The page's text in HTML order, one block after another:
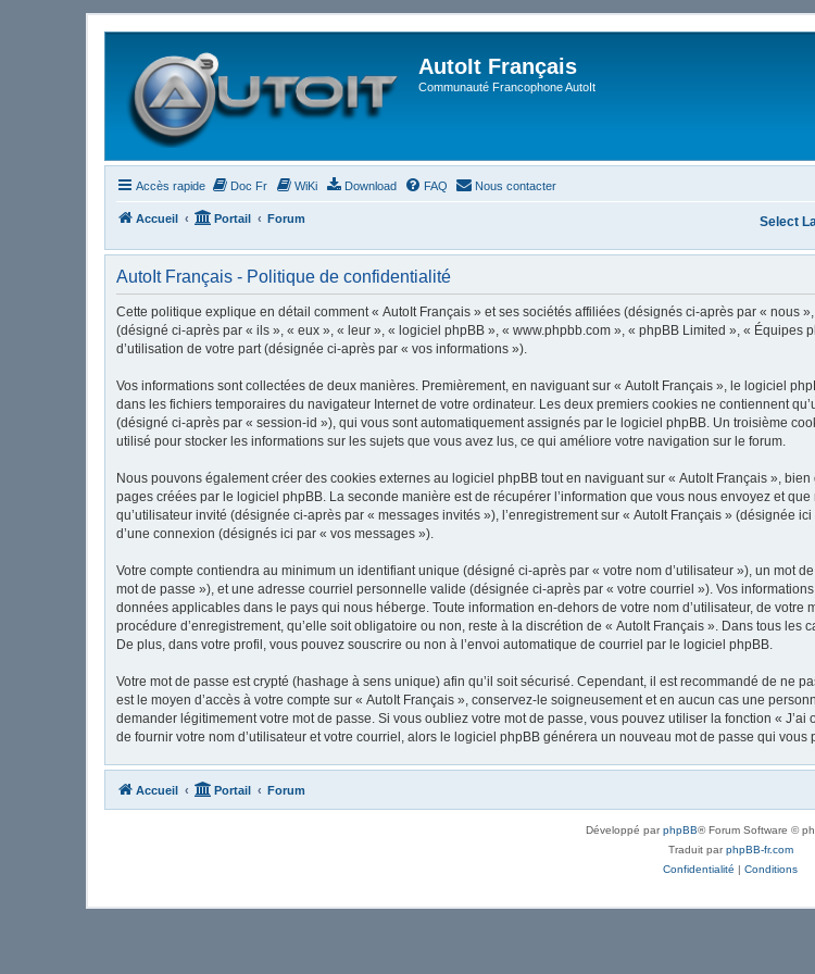
AutoIt Français
Communauté Francophone AutoIt
Accès rapide Doc Fr WiKi Download FAQ Nous contacter
Accueil Portail Forum Select
AutoIt Français - Politique de confidentialité
Cette politique explique en détail comment « AutoIt Français » et ses sociétés affiliées (désignés ci-après par « nous
(désigné ci-après par « ils », « eux », « leur », « logiciel phpBB », « www.phpbb.com », « phpBB Limited », «
d’utilisation de votre part (désignée ci-après par « vos informations »).
Vos informations sont collectées de deux manières. Premièrement, en naviguant sur « AutoIt Français », le logiciel
dans les fichiers temporaires du navigateur Internet de votre ordinateur. Les deux premiers cookies ne contiennent
(désigné ci-après par « session-id »), qui vous sont automatiquement assignés par le logiciel phpBB. Un troisième
utilisé pour stocker les informations sur les sujets que vous avez lus, ce qui améliore votre navigation sur le forum.
Nous pouvons également créer des cookies externes au logiciel phpBB tout en naviguant sur « AutoIt Français »,
pages créées par le logiciel phpBB. La seconde manière est de récupérer l’information que vous nous envoyez et
qu’utilisateur invité (désignée ci-après par « messages invités »), l’enregistrement sur « AutoIt Français » (désignée
d’une connexion (désignés ici par « vos messages »).
Votre compte contiendra au minimum un identifiant unique (désigné ci-après par « votre nom d’utilisateur »), un mot
mot de passe »), et une adresse courriel personnelle valide (désignée ci-après par « votre courriel »). Vos
données applicables dans le pays qui nous héberge. Toute information en-dehors de votre nom d’utilisateur, de
procédure d’enregistrement, qu’elle soit obligatoire ou non, reste à la discrétion de « AutoIt Français ». Dans tous
De plus, dans votre profil, vous pouvez souscrire ou non à l’envoi automatique de courriel par le logiciel phpBB.
Votre mot de passe est crypté (hashage à sens unique) afin qu’il soit sécurisé. Cependant, il est recommandé de ne
est le moyen d’accès à votre compte sur « AutoIt Français », conservez-le soigneusement et en aucun cas une
demander légitimement votre mot de passe. Si vous oubliez votre mot de passe, vous pouvez utiliser la fonction «
de fournir votre nom d’utilisateur et votre courriel, alors le logiciel phpBB générera un nouveau mot de passe qui vous
Accueil Portail Forum
Développé parphpBB® Forum Software ©
Traduit parphpBB-fr.com
Confidentialité | Conditions